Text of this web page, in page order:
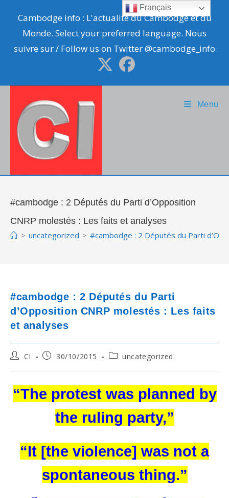
content
Cambodge info : L'actualité du Cambodge et du
Monde. Select your preferred language. Nous
suivre sur / Follow us on Twitter @cambodge_info
Menu
#cambodge : 2 Députés du Parti d’Opposition
CNRP molestés : Les faits et analyses
> uncategorized > #cambodge : 2 Députés du Parti
#cambodge : 2 Députés du Parti
d’Opposition CNRP molestés : Les faits
et analyses
PostCI
Post30/10/2015
Postuncategorized
“The protest was planned by
the ruling party,”
“It [the violence] was not a
spontaneous thing.”
Français